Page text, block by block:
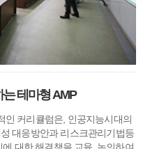
테마형 AMP
인 커리큘럼은, 인공지능시대의
대응방안과 리스크관리기법등